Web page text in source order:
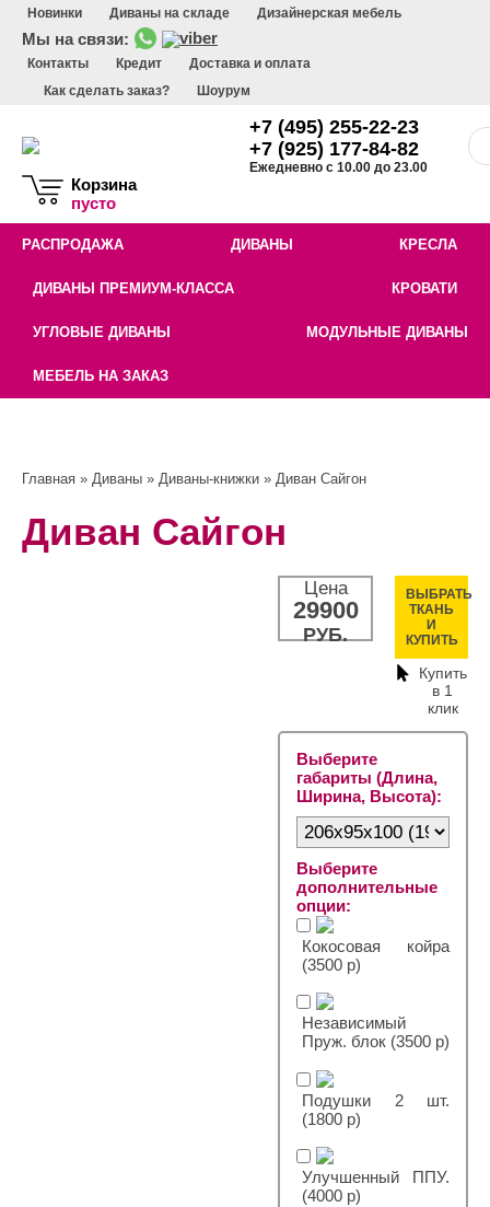
Новинки Диваны на складе Дизайнерская мебель
Мы на связи:
Контакты Кредит
Доставка и оплата
Как сделать заказ?
Шоурум
+7 (495) 255-22-23
+7 (925) 177-84-82
Ежедневно с 10.00 до 23.00
Корзина
пусто
РАСПРОДАЖА ДИВАНЫ КРЕСЛА
ДИВАНЫ ПРЕМИУМ-КЛАССА КРОВАТИ
УГЛОВЫЕ ДИВАНЫ МОДУЛЬНЫЕ ДИВАНЫ
МЕБЕЛЬ НА ЗАКАЗ
Главная » Диваны » Диваны-книжки » Диван Сайгон
Диван Сайгон
Цена
29900
РУБ.
ВЫБРАТЬ
ТКАНЬ
И
КУПИТЬ
Купить
в 1
клик
Выберите
габариты (Длина,
Ширина, Высота):
Выберите
дополнительные
опции:
Кокосовая койра
(3500 р)
Независимый
Пруж. блок (3500 р)
Подушки 2 шт.
(1800 р)
Улучшенный ППУ.
(4000 р)